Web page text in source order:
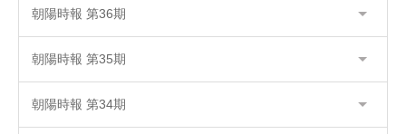
朝陽時報 第36期
朝陽時報 第35期
朝陽時報 第34期